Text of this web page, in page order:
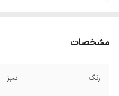
مشخصات
رنگ سبز